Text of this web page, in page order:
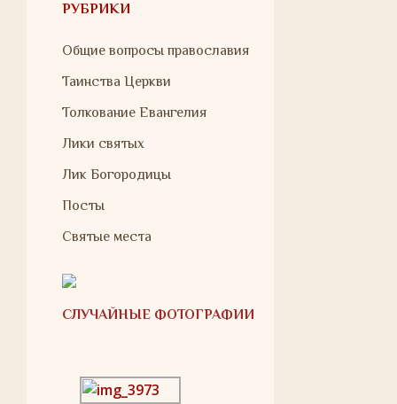
РУБРИКИ
Общие вопросы православия
Таинства Церкви
Толкование Евангелия
Лики святых
Лик Богородицы
Посты
Святые места
СЛУЧАЙНЫЕ ФОТОГРАФИИ